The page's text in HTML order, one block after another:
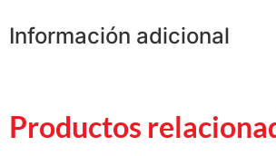
Información adicional
Productos